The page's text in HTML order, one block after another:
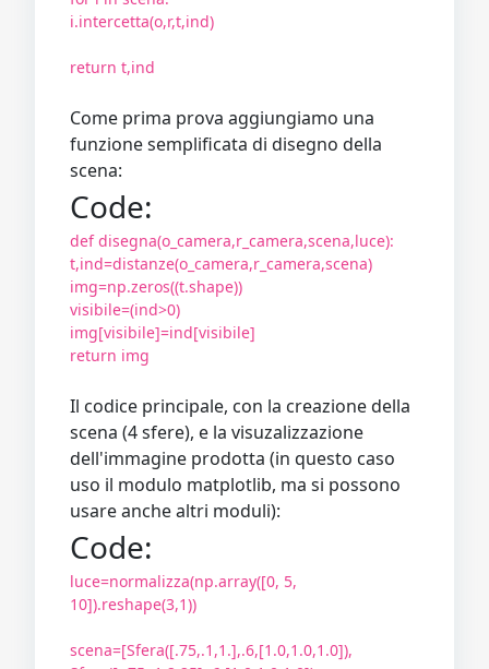
i.intercetta(o,r,t,ind)
return t,ind
Come prima prova aggiungiamo una
funzione semplificata di disegno della
scena:
Code:
def disegna(o_camera,r_camera,scena,luce):
t,ind=distanze(o_camera,r_camera,scena)
img=np.zeros((t.shape))
visibile=(ind>0)
img[visibile]=ind[visibile]
return img
Il codice principale, con la creazione della
scena (4 sfere), e la visuzalizzazione
dell'immagine prodotta (in questo caso
uso il modulo matplotlib, ma si possono
usare anche altri moduli):
Code:
luce=normalizza(np.array([0, 5,
10]).reshape(3,1))
scena=[Sfera([.75,.1,1.],.6,[1.0,1.0,1.0]),